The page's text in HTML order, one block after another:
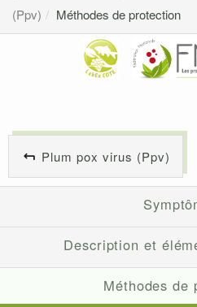
(Ppv)
Méthodes de protection
Plum pox virus (Ppv)
Description et
Méthodes de